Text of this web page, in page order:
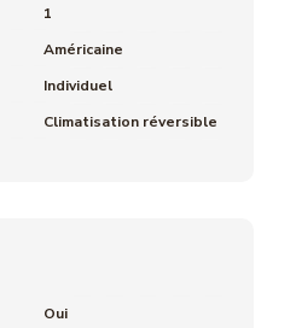
1
Américaine
Individuel
Climatisation réversible
Oui